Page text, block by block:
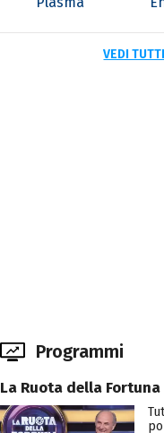
VEDI TUTTI
Programmi
La Ruota della Fortuna